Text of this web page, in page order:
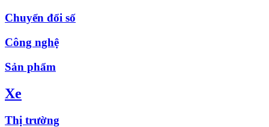
Chuyển đổi số
Công nghệ
Sản phẩm
Xe
Thị trường